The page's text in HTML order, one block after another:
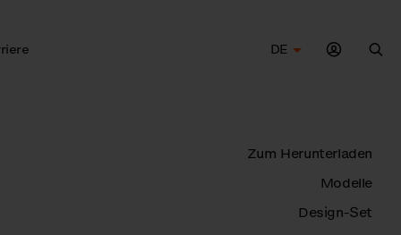
DE
Zum Herunterladen
Modelle
Design-Set